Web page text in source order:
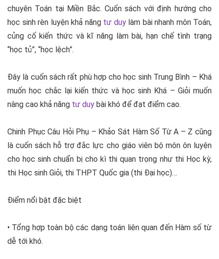
chuyên Toán tại Miền Bắc. Cuốn sách với định hướng cho
học sinh rèn luyện khả năng tư duylàm bài nhanh môn Toán,
củng cố kiến thức và kĩ năng làm bài, hạn chế tình trạng
“học tủ”, “học lệch”.
Đây là cuốn sách rất phù hợp cho học sinh Trung Bình – Khá
muốn học chắc lại kiến thức và học sinh Khá – Giỏi muốn
nâng cao khả năng tư duy bài khó để đạt điểm cao.
Chinh Phục Câu Hỏi Phụ – Khảo Sát Hàm Số Từ A – Z cũng
là cuốn sách hỗ trợ đắc lực cho giáo viên bộ môn ôn luyện
cho học sinh chuẩn bị cho kì thi quan trọng như thi Học kỳ,
thi Học sinh Giỏi, thi THPT Quốc gia (thi Đại học)…
Điểm nổi bật đặc biệt
• Tổng hợp toàn bộ các dạng toán liên quan đến Hàm số từ
dễ tới khó.